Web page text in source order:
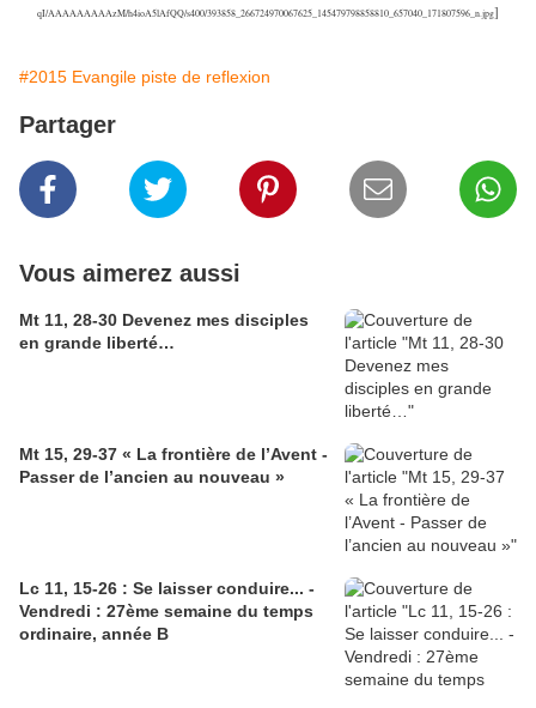
qI/AAAAAAAAAzM/h4ioA5lAfQQ/s400/393858_266724970067625_145479798858810_657040_171807596_n.jpg]
#2015 Evangile piste de reflexion
Partager
Vous aimerez aussi
Mt 11, 28-30 Devenez mes disciples
en grande liberté…
Mt 15, 29-37 « La frontière de l’Avent -
Passer de l’ancien au nouveau »
Lc 11, 15-26 : Se laisser conduire... -
Vendredi : 27ème semaine du temps
ordinaire, année B